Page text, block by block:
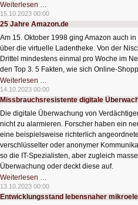
Weiterlesen …
DNA
zur
nachhaltigen
15.10.2023 00:00
25 Jahre Amazon.de
Am 15. Oktober 1998 ging Amazon auch
über die virtuelle Ladentheke. Von der
Drittel mindestens einmal pro Woche im
den Top 3. 5 Fakten, wie sich Online-
Weiterlesen …
Jahre
Amazon.de
14.10.2023 00:00
Missbrauchsresistente digitale
Die digitale Überwachung von
nicht zu alarmieren. Forscher haben ein
eine beispielsweise richterlich
verschlüsselter oder anonymer
so die IT-Spezialisten, aber zugleich
Überwachung oder deckt diese auf.
Weiterlesen …
digitale
Überwachung
13.10.2023 00:00
Entwicklungsstand lebensnaher